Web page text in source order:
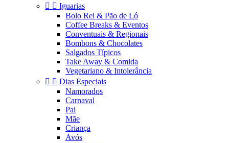
  Iguarias
Bolo Rei & Pão de Ló
Coffee Breaks & Eventos
Conventuais & Regionais
Bombons & Chocolates
Salgados Típicos
Take Away & Comida
Vegetariano & Intolerância
  Dias Especiais
Namorados
Carnaval
Pai
Mãe
Criança
Avós